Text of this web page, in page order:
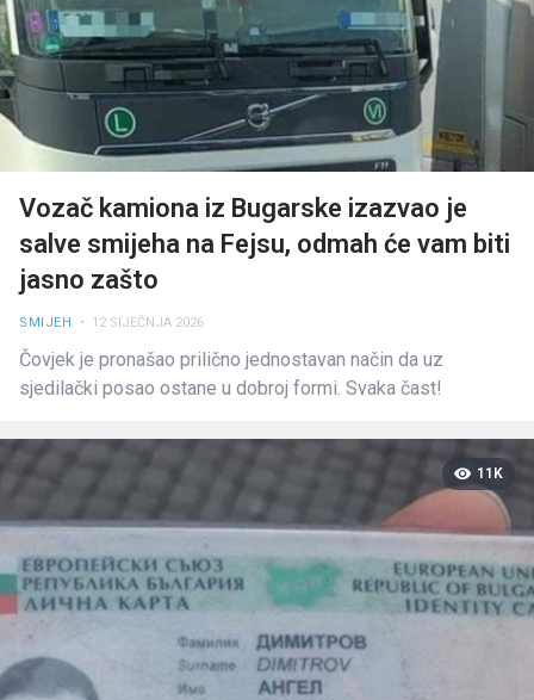
Vozač kamiona iz Bugarske izazvao je
salve smijeha na Fejsu, odmah će vam biti
jasno zašto
SMIJEH • 12 SIJEČNJA 2026
Čovjek je pronašao prilično jednostavan način da uz
sjedilački posao ostane u dobroj formi. Svaka čast!
11K